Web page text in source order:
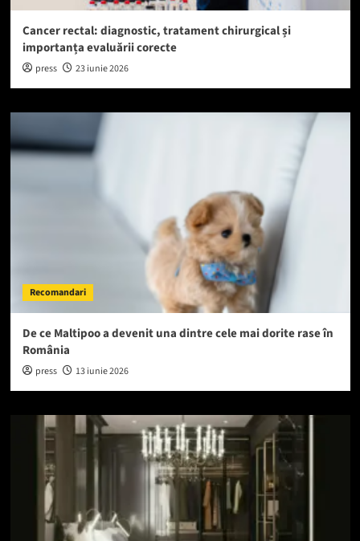
Cancer rectal: diagnostic, tratament chirurgical și
importanța evaluării corecte
press 23 iunie 2026
Recomandari
De ce Maltipoo a devenit una dintre cele mai dorite rase în
România
press 13 iunie 2026